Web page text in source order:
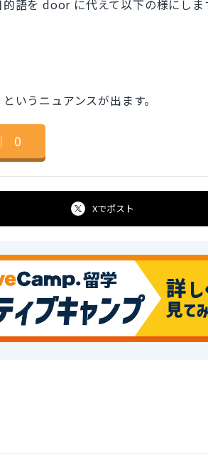
語を door に代えて以下の様にしま
いうニュアンスが出ます。
｜ 0
Xでポスト